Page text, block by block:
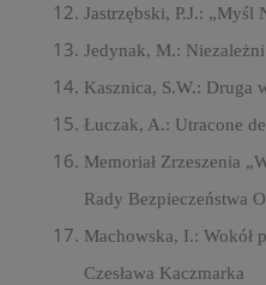
Jastrzębski, P.J.: „Myśl
Jedynak, M.:
Kasznica, S.W.: Druga
Łuczak, A.: Utracone
Memoriał Zrzeszenia
Rady Bezpieczeństwa
Machowska, I.: Wokół
Czesława Kaczmarka